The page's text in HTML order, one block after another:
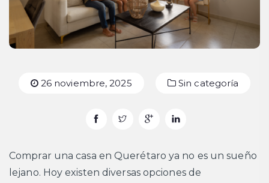
26 noviembre, 2025 Sin categoría
Comprar una casa en Querétaro ya no es un sueño
lejano. Hoy existen diversas opciones de